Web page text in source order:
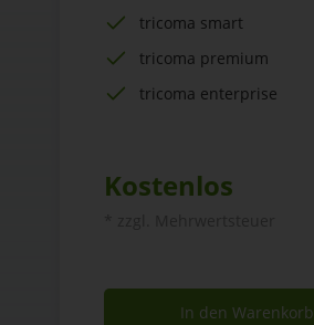
tricoma smart
tricoma premium
tricoma enterprise
Kostenlos
In den Warenkorb